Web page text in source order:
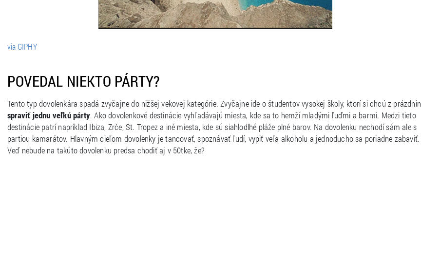
via GIPHY
POVEDAL NIEKTO PÁRTY?
Tento typ dovolenkára spadá zvyčajne do nižšej vekovej kategórie. Zvyčajne ide o študentov vysokej školy, ktorí si chcú z prázdnin
spraviť jednu veľkú párty. Ako dovolenkové destinácie vyhľadávajú miesta, kde sa to hemží mladými ľuďmi a barmi. Medzi tieto
destinácie patrí napríklad Ibiza, Zrče, St. Tropez a iné miesta, kde sú siahlodlhé pláže plné barov. Na dovolenku nechodí sám ale s
partiou kamarátov. Hlavným cieľom dovolenky je tancovať, spoznávať ľudí, vypiť veľa alkoholu a jednoducho sa poriadne zabaviť.
Veď nebude na takúto dovolenku predsa chodiť aj v 50tke, že?